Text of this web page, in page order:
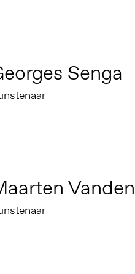
Senga